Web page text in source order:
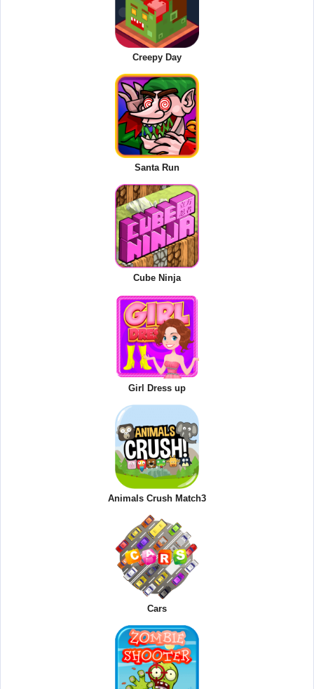
Creepy Day
Santa Run
Cube Ninja
Girl Dress up
Animals Crush Match3
Cars